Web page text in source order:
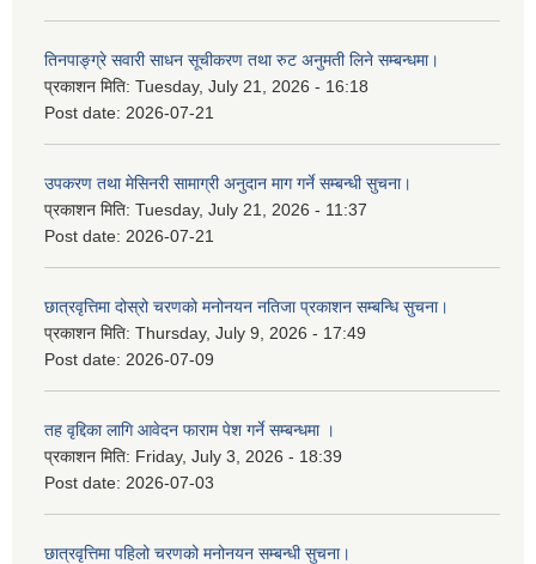
तिनपाङ्ग्रे सवारी साधन सूचीकरण तथा रुट अनुमती लिने सम्बन्धमा।
प्रकाशन मिति: Tuesday, July 21, 2026 - 16:18
Post date: 2026-07-21
उपकरण तथा मेसिनरी सामाग्री अनुदान माग गर्ने सम्बन्धी सुचना।
प्रकाशन मिति: Tuesday, July 21, 2026 - 11:37
Post date: 2026-07-21
छात्रवृत्तिमा दोस्रो चरणको मनोनयन नतिजा प्रकाशन सम्बन्धि सुचना।
प्रकाशन मिति: Thursday, July 9, 2026 - 17:49
Post date: 2026-07-09
तह वृद्दिका लागि आवेदन फाराम पेश गर्ने सम्बन्धमा ।
प्रकाशन मिति: Friday, July 3, 2026 - 18:39
Post date: 2026-07-03
छात्रवृत्तिमा पहिलो चरणको मनोनयन सम्बन्धी सुचना।